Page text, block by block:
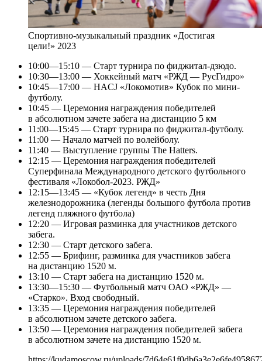
Спортивно-музыкальный праздник «Достигая
цели!» 2023
10:00—15:10 — Старт турнира по фиджитал-дзюдо.
10:30—13:00 — Хоккейный матч «РЖД — РусГидро»
10:45—17:00 — HACJ «Локомотив» Кубок по мини-
футболу.
10:45 — Церемония награждения победителей
в абсолютном зачете забега на дистанцию 5 км
11:00—15:45 — Старт турнира по фиджитал-футболу.
11:00 — Начало матчей по волейболу.
11:40 — Выступление группы The Hatters.
12:15 — Церемония награждения победителей
Суперфинала Международного детского футбольного
фестиваля «Локобол-2023. РЖД»
12:15—13:45 — «Кубок легенд» в честь Дня
железнодорожника (легенды большого футбола против
легенд пляжного футбола)
12:20 — Игровая разминка для участников детского
забега.
12:30 — Старт детского забега.
12:55 — Брифинг, разминка для участников забега
на дистанцию 1520 м.
13:10 — Старт забега на дистанцию 1520 м.
13:30—15:30 — Футбольный матч ОАО «РЖД» —
«Старко». Вход свободный.
13:35 — Церемония награждения победителей
в абсолютном зачете детского забега.
13:50 — Церемония награждения победителей забега
в абсолютном зачете на дистанцию 1520 м.